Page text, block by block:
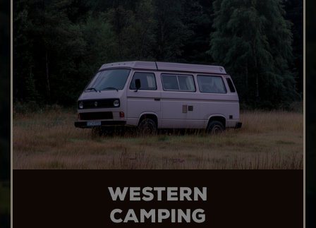
Western
Camping